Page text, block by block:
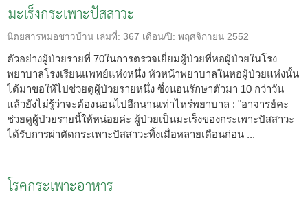
มะเร็งกระเพาะปัสสาวะ
นิตยสารหมอชาวบ้าน เล่มที่: 367 เดือน/ปี: พฤศจิกายน 2552
ตัวอย่างผู้ป่วยรายที่ 70ในการตรวจเยี่ยมผู้ป่วยที่หอผู้ป่วยในโรง
พยาบาลโรงเรียนแพทย์แห่งหนึ่ง หัวหน้าพยาบาลในหอผู้ป่วยแห่งนั้น
ได้มาขอให้ไปช่วยดูผู้ป่วยรายหนึ่ง ซึ่งนอนรักษาตัวมา 10 กว่าวัน
แล้วยังไม่รู้ว่าจะต้องนอนไปอีกนานเท่าไหร่พยาบาล : "อาจารย์คะ
ช่วยดูผู้ป่วยรายนี้ให้หน่อยค่ะ ผู้ป่วยเป็นมะเร็งของกระเพาะปัสสาวะ
ได้รับการผ่าตัดกระเพาะปัสสาวะทิ้งเมื่อหลายเดือนก่อน ...
โรคกระเพาะอาหาร